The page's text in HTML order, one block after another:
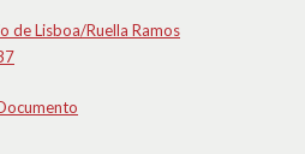
de Lisboa/Ruella Ramos